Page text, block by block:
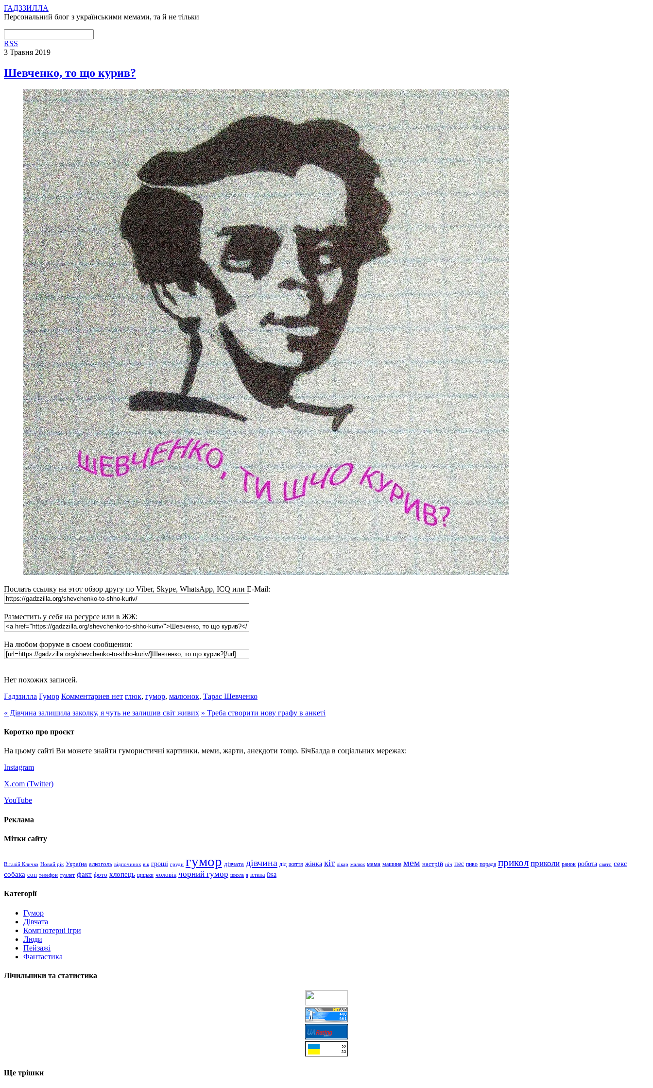
ГАДЗЗИЛЛА
Персональний блог з українськими мемами, та й не тільки
RSS
3 Травня 2019
Шевченко, то що курив?
Послать ссылку на этот обзор другу по Viber, Skype, WhatsApp, ICQ или E-Mail:
Разместить у себя на ресурсе или в ЖЖ:
На любом форуме в своем сообщении:
Нет похожих записей.
Гадззилла Гумор Комментариев нет глюк, гумор, малюнок, Тарас Шевченко
« Дівчина залишила заколку, я чуть не залишив світ живих » Треба створити нову графу в анкеті
Коротко про проєкт
На цьому сайті Ви можете знайти гумористичні картинки, меми, жарти, анекдоти тощо. БічБалда в соціальних мережах:
Instagram
X.com (Twitter)
YouTube
Реклама
Мітки сайту
Віталій Кличко Новий рік Україна алкоголь відпочинок вік гроші груди гумор дівчата дівчина дід життя жінка кіт лікар малюк мама машина мем настрій ніч пес пиво порада прикол приколи ранок робота свято секс
собака сон телефон туалет факт фото хлопець цицьки чоловік чорний гумор школа я істина їжа
Категорії
Гумор
Дівчата
Комп'ютерні ігри
Люди
Пейзажі
Фантастика
Лічильники та статистика
Ще трішки